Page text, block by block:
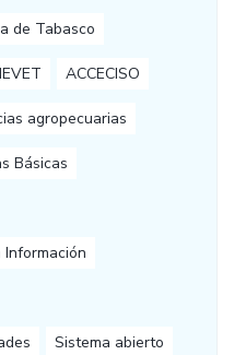
de Tabasco
ACCECISO
agropecuarias
Básicas
Sistema abierto